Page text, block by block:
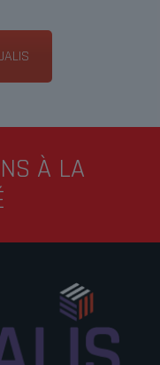
À LA